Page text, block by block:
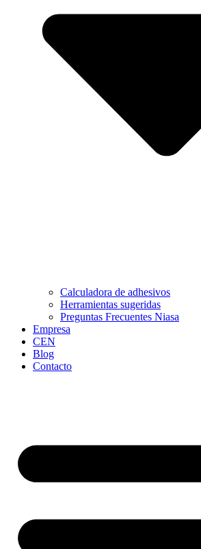
Calculadora de adhesivos
Herramientas sugeridas
Preguntas Frecuentes Niasa
Empresa
CEN
Blog
Contacto